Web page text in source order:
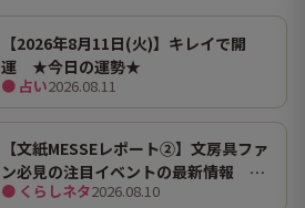
【2026年8月11日(火)】キレイで開
運 ★今日の運勢★
● 占い2026.08.11
【文紙MESSEレポート②】文房具ファ
ン必見の注目イベントの最新情報 8
月31日まではオンライン開催も
● くらしネタ2026.08.10